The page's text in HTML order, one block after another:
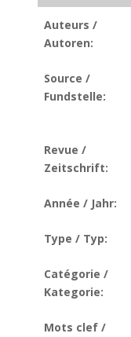
Auteurs /
Autoren:
Source /
Fundstelle:
Revue /
Zeitschrift:
Année / Jahr:
Type / Typ:
Catégorie /
Kategorie:
Mots clef /